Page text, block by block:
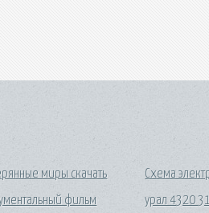
миры скачать
фильм
Схема
урал 4320